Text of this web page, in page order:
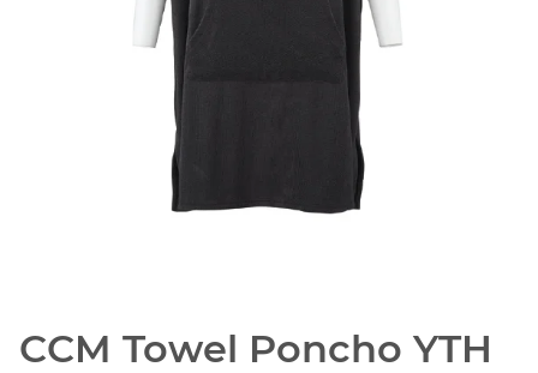
CCM Towel Poncho YTH